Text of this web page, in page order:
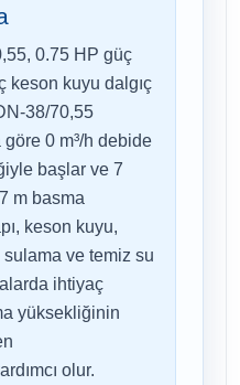
0.75 HP güç
keson kuyu dalgıç
38/70,55
0 m³/h debide
başlar ve 7
m basma
keson kuyu,
ve temiz su
ihtiyaç
yüksekliğinin
olur.